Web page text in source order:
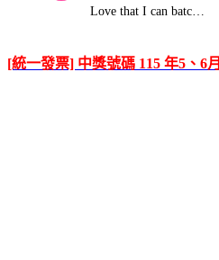
Love that I can batc…
[統一發票] 中獎號碼 115 年5、6月